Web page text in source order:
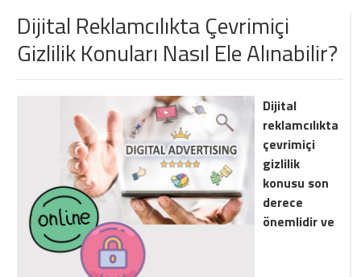
Dijital Reklamcılıkta Çevrimiçi
Gizlilik Konuları Nasıl Ele Alınabilir?
Dijital
reklamcılıkta
çevrimiçi
gizlilik
konusu son
derece
önemlidir ve
Giriş Yap
Henüz Hesabınız Yok mu?
Hemen Hesap Oluştur!